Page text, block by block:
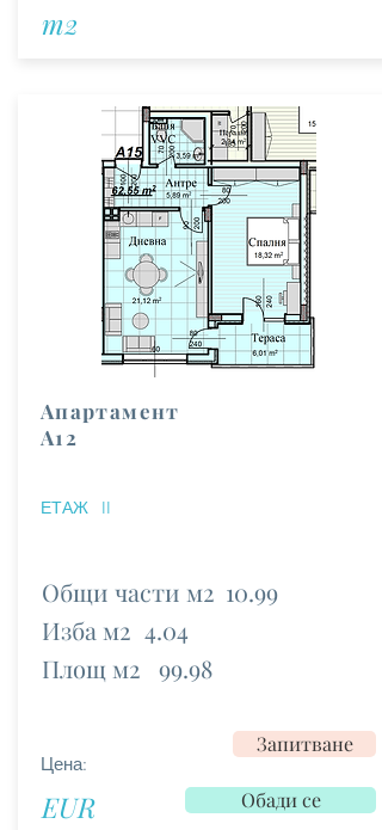
m2
Апартамент
А12
II
ЕТАЖ
Общи части м2
Изба м2
Площ м2
10.99
4.04
99.98
Цена:
EUR
Запитване
Обади се